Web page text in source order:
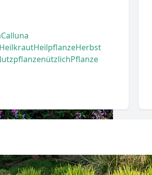
Calluna
HeilkrautHeilpflanzeHerbst
nützlichPflanze